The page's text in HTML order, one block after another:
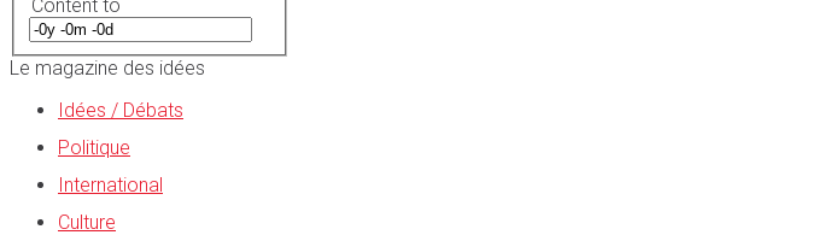
Content to
Le magazine des idées
Idées / Débats
Politique
International
Culture